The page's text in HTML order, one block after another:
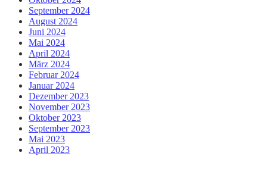
September 2024
August 2024
Juni 2024
Mai 2024
April 2024
März 2024
Februar 2024
Januar 2024
Dezember 2023
November 2023
Oktober 2023
September 2023
Mai 2023
April 2023